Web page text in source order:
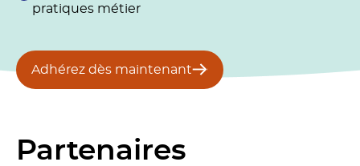
pratiques métier
Adhérez dès maintenant
Partenaires